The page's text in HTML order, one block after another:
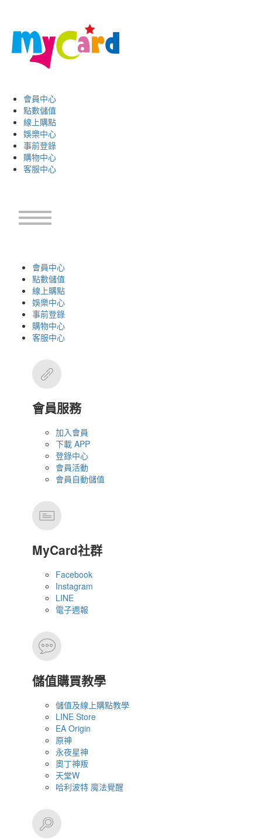
會員中心
點數儲值
線上購點
娛樂中心
事前登錄
購物中心
客服中心
會員中心
點數儲值
線上購點
娛樂中心
事前登錄
購物中心
客服中心
會員服務
加入會員
下載 APP
登錄中心
會員活動
會員自動儲值
MyCard社群
Facebook
Instagram
LINE
電子週報
儲值購買教學
儲值及線上購點教學
LINE Store
EA Origin
原神
永夜星神
奧丁神叛
天堂W
哈利波特 魔法覺醒